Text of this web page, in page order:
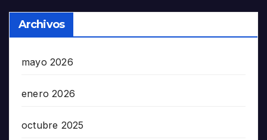
Archivos
mayo 2026
enero 2026
octubre 2025